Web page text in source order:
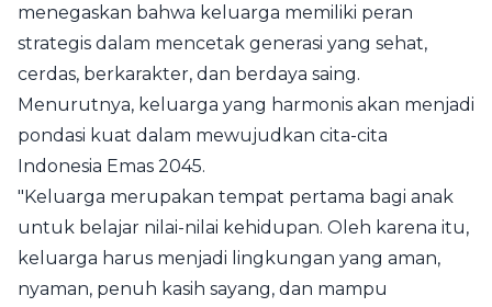
menegaskan bahwa keluarga memiliki peran
strategis dalam mencetak generasi yang sehat,
cerdas, berkarakter, dan berdaya saing.
Menurutnya, keluarga yang harmonis akan menjadi
pondasi kuat dalam mewujudkan cita-cita
Indonesia Emas 2045.
"Keluarga merupakan tempat pertama bagi anak
untuk belajar nilai-nilai kehidupan. Oleh karena itu,
keluarga harus menjadi lingkungan yang aman,
nyaman, penuh kasih sayang, dan mampu